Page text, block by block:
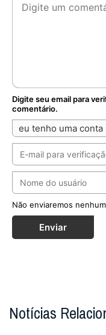
Digite seu email para
comentário.
eu tenho uma conta
Não enviaremos
Enviar
Notícias